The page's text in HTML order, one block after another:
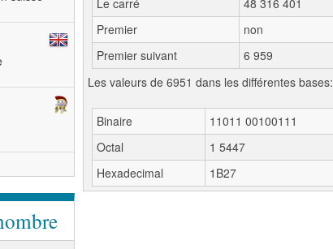
Le carré
48 316 401
Premier
non
Premier suivant
6 959
Les valeurs de 6951 dans les différentes bases:
Binaire
11011 00100111
Octal
1 5447
Hexadecimal
1B27